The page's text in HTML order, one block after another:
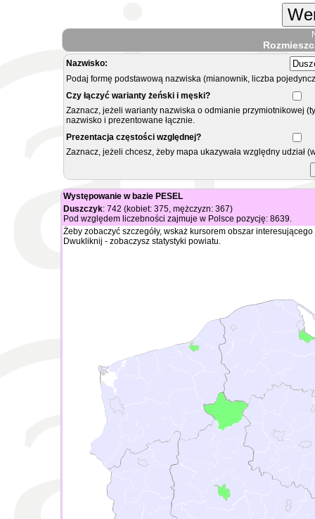
Nazwisko:
Podaj formę podstawową nazwiska (mianownik, liczba
Czy łączyć warianty żeński i męski?
Zaznacz, jeżeli warianty nazwiska o odmianie przymiotnikowej
nazwisko i prezentowane łącznie.
Prezentacja częstości względnej?
Zaznacz, jeżeli chcesz, żeby mapa ukazywała względny
Występowanie w bazie PESEL
Duszczyk: 742 (kobiet: 375, mężczyzn: 367)
Pod względem liczebności zajmuje w Polsce pozycję: 8639.
Żeby zobaczyć szczegóły, wskaż kursorem obszar
Dwukliknij - zobaczysz statystyki powiatu.